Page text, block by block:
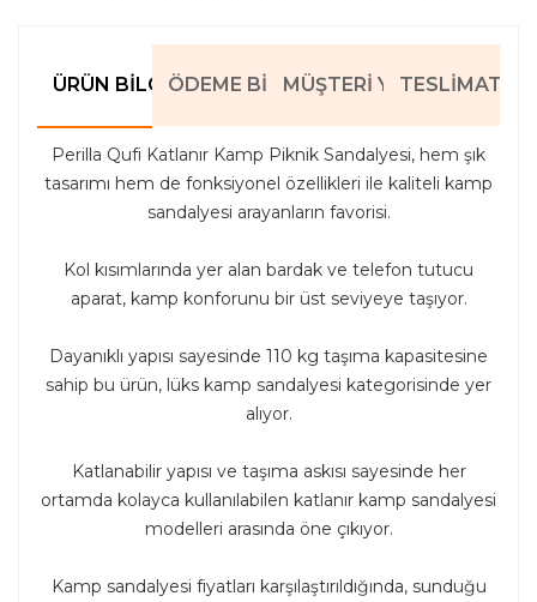
ÜRÜN BILGILERIÖDEME BILGILERIMÜŞTERI YORUMLARI
TESLIMAT
Perilla Qufi Katlanır Kamp Piknik Sandalyesi, hem şık
tasarımı hem de fonksiyonel özellikleri ile kaliteli kamp
sandalyesi arayanların favorisi.
Kol kısımlarında yer alan bardak ve telefon tutucu
aparat, kamp konforunu bir üst seviyeye taşıyor.
Dayanıklı yapısı sayesinde 110 kg taşıma kapasitesine
sahip bu ürün, lüks kamp sandalyesi kategorisinde yer
alıyor.
Katlanabilir yapısı ve taşıma askısı sayesinde her
ortamda kolayca kullanılabilen katlanır kamp sandalyesi
modelleri arasında öne çıkıyor.
Kamp sandalyesi fiyatları karşılaştırıldığında, sunduğu